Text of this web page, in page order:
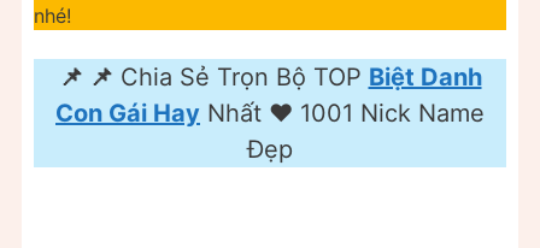
nhé!
📌 📌 Chia Sẻ Trọn Bộ TOP Biệt Danh
Con Gái Hay Nhất ❤️️ 1001 Nick Name
Đẹp